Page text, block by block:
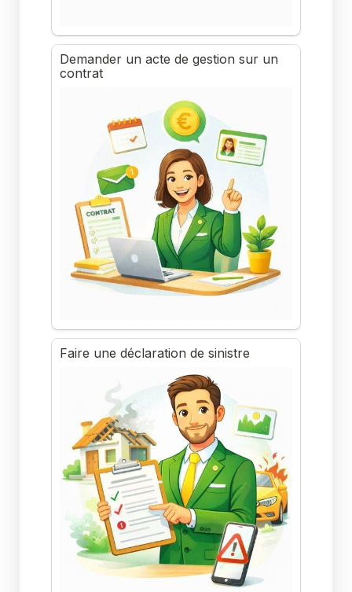
Demander un acte de gestion sur un
contrat
Faire une déclaration de sinistre